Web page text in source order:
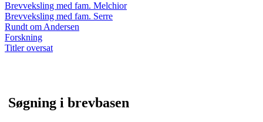
Brevveksling med fam. Melchior
Brevveksling med fam. Serre
Rundt om Andersen
Forskning
Titler oversat
Søgning i brevbasen